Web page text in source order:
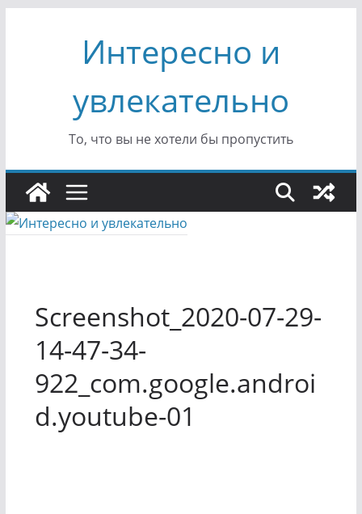
содержимомуИнтересно и
увлекательно
То, что вы не хотели бы пропустить
Screenshot_2020-07-29-
14-47-34-
922_com.google.androi
d.youtube-01